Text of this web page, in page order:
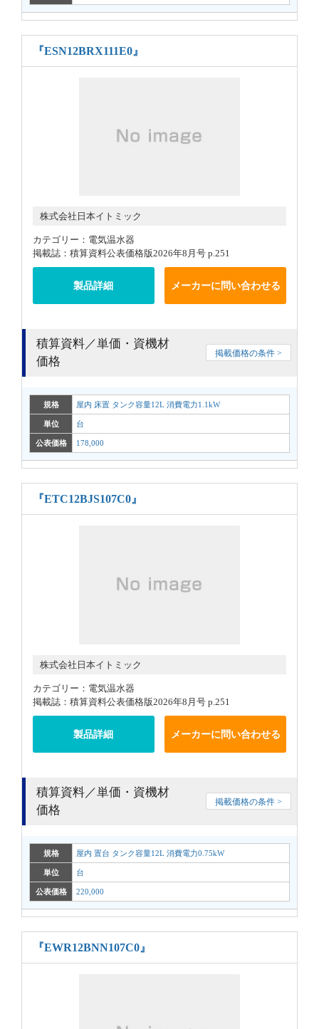
『ESN12BRX111E0』
株式会社日本イトミック
カテゴリー：電気温水器
掲載誌：積算資料公表価格版2026年8月号 p.251
製品詳細 メーカーに問い合わせる
積算資料／単価・資機材
価格
掲載価格の条件 >
規格 屋内 床置 タンク容量12L 消費電力1.1kW
単位 台
公表価格 178,000
『ETC12BJS107C0』
株式会社日本イトミック
カテゴリー：電気温水器
掲載誌：積算資料公表価格版2026年8月号 p.251
製品詳細 メーカーに問い合わせる
積算資料／単価・資機材
価格
掲載価格の条件 >
規格 屋内 置台 タンク容量12L 消費電力0.75kW
単位 台
公表価格 220,000
『EWR12BNN107C0』